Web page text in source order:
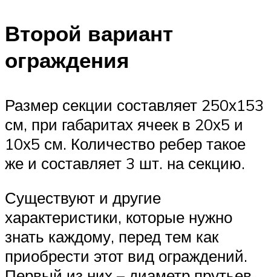
Второй вариант
ограждения
Размер секции составляет 250х153
см, при габаритах ячеек в 20х5 и
10х5 см. Количество ребер такое
же и составляет 3 шт. на секцию.
Существуют и другие
характеристики, которые нужно
знать каждому, перед тем как
приобрести этот вид ограждений.